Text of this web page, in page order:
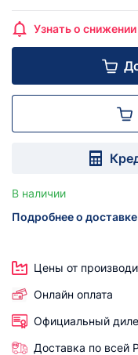
Узнать о
В наличии
Подробнее о доставке
Цены от
Онлайн оплата
Официальный
Доставка по всей